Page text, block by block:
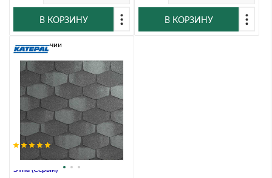
В КОРЗИНУ В КОРЗИНУ
Гибкая черепица Katepal FORTE
Этна (Серый)
В наличии